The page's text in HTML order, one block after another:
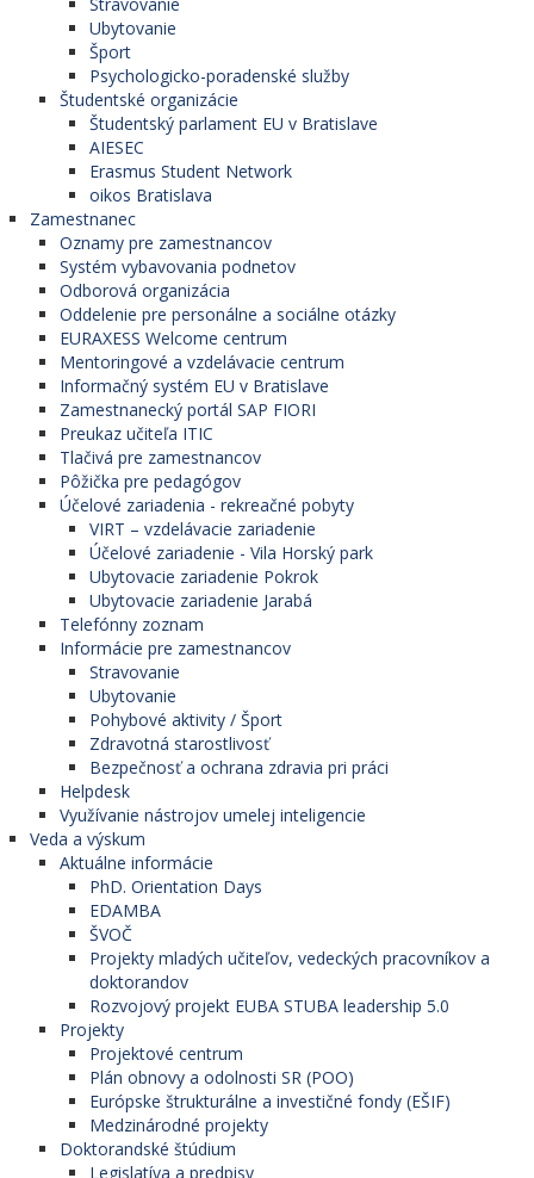
Ubytovanie
Šport
Psychologicko-poradenské služby
Študentské organizácie
Študentský parlament EU v Bratislave
AIESEC
Erasmus Student Network
oikos Bratislava
Zamestnanec
Oznamy pre zamestnancov
Systém vybavovania podnetov
Odborová organizácia
Oddelenie pre personálne a sociálne otázky
EURAXESS Welcome centrum
Mentoringové a vzdelávacie centrum
Informačný systém EU v Bratislave
Zamestnanecký portál SAP FIORI
Preukaz učiteľa ITIC
Tlačivá pre zamestnancov
Pôžička pre pedagógov
Účelové zariadenia - rekreačné pobyty
VIRT – vzdelávacie zariadenie
Účelové zariadenie - Vila Horský park
Ubytovacie zariadenie Pokrok
Ubytovacie zariadenie Jarabá
Telefónny zoznam
Informácie pre zamestnancov
Stravovanie
Ubytovanie
Pohybové aktivity / Šport
Zdravotná starostlivosť
Bezpečnosť a ochrana zdravia pri práci
Helpdesk
Využívanie nástrojov umelej inteligencie
Veda a výskum
Aktuálne informácie
PhD. Orientation Days
EDAMBA
ŠVOČ
Projekty mladých učiteľov, vedeckých pracovníkov a
doktorandov
Rozvojový projekt EUBA STUBA leadership 5.0
Projekty
Projektové centrum
Plán obnovy a odolnosti SR (POO)
Európske štrukturálne a investičné fondy (EŠIF)
Medzinárodné projekty
Doktorandské štúdium
Legislatíva a predpisy